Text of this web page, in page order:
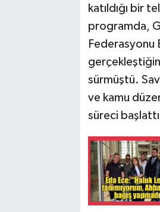
katıldığı bir
programda,
Federasyonu
sürmüştü.
ve kamu
süreci